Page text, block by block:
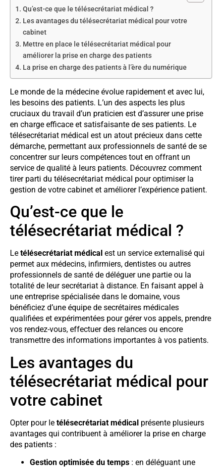
Qu’est-ce que le télésecrétariat médical ?
Les avantages du télésecrétariat médical pour votre
cabinet
Mettre en place le télésecrétariat médical pour
améliorer la prise en charge des patients
La prise en charge des patients à l’ère du numérique
Le monde de la médecine évolue rapidement et avec lui,
les besoins des patients. L’un des aspects les plus
cruciaux du travail d’un praticien est d’assurer une prise
en charge efficace et satisfaisante de ses patients. Le
télésecrétariat médical est un atout précieux dans cette
démarche, permettant aux professionnels de santé de se
concentrer sur leurs compétences tout en offrant un
service de qualité à leurs patients. Découvrez comment
tirer parti du télésecrétariat médical pour optimiser la
gestion de votre cabinet et améliorer l’expérience patient.
Qu’est-ce que le
télésecrétariat médical ?
Le télésecrétariat médical est un service externalisé qui
permet aux médecins, infirmiers, dentistes ou autres
professionnels de santé de déléguer une partie ou la
totalité de leur secrétariat à distance. En faisant appel à
une entreprise spécialisée dans le domaine, vous
bénéficiez d’une équipe de secrétaires médicales
qualifiées et expérimentées pour gérer vos appels, prendre
vos rendez-vous, effectuer des relances ou encore
transmettre des informations importantes à vos patients.
Les avantages du
télésecrétariat médical pour
votre cabinet
Opter pour le télésecrétariat médical présente plusieurs
avantages qui contribuent à améliorer la prise en charge
des patients :
Gestion optimisée du temps : en déléguant une